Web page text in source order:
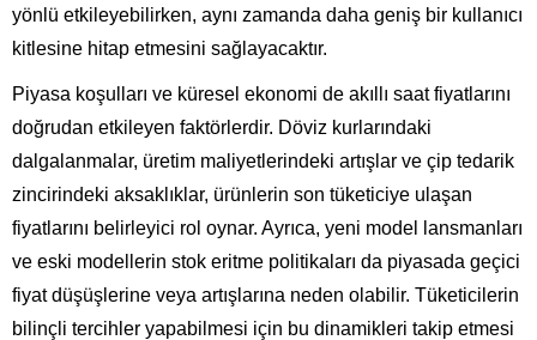
yönlü etkileyebilirken, aynı zamanda daha geniş bir kullanıcı
kitlesine hitap etmesini sağlayacaktır.
Piyasa koşulları ve küresel ekonomi de akıllı saat fiyatlarını
doğrudan etkileyen faktörlerdir. Döviz kurlarındaki
dalgalanmalar, üretim maliyetlerindeki artışlar ve çip tedarik
zincirindeki aksaklıklar, ürünlerin son tüketiciye ulaşan
fiyatlarını belirleyici rol oynar. Ayrıca, yeni model lansmanları
ve eski modellerin stok eritme politikaları da piyasada geçici
fiyat düşüşlerine veya artışlarına neden olabilir. Tüketicilerin
bilinçli tercihler yapabilmesi için bu dinamikleri takip etmesi